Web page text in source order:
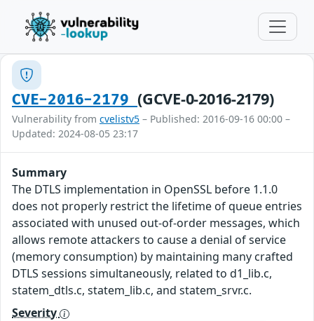
CVE-2016-2179(GCVE-0-2016-2179)
Vulnerability from cvelistv5 – Published: 2016-09-16 00:00 –
Updated: 2024-08-05 23:17
Summary
The DTLS implementation in OpenSSL before 1.1.0
does not properly restrict the lifetime of queue entries
associated with unused out-of-order messages, which
allows remote attackers to cause a denial of service
(memory consumption) by maintaining many crafted
DTLS sessions simultaneously, related to d1_lib.c,
statem_dtls.c, statem_lib.c, and statem_srvr.c.
Severity